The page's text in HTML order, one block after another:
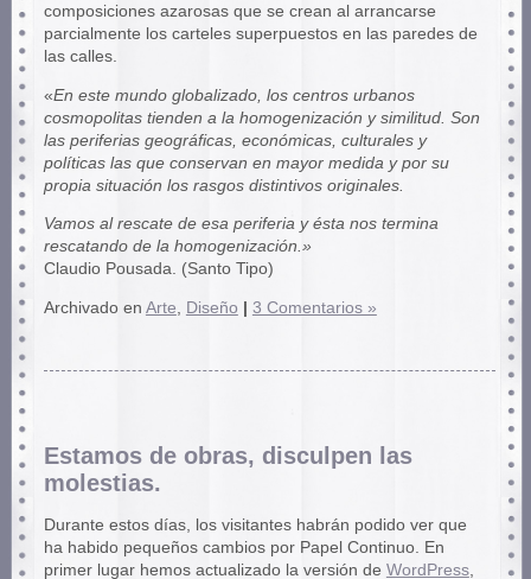
composiciones azarosas que se crean al arrancarse
parcialmente los carteles superpuestos en las paredes de
las calles.
«En este mundo globalizado, los centros urbanos
cosmopolitas tienden a la homogenización y similitud. Son
las periferias geográficas, económicas, culturales y
políticas las que conservan en mayor medida y por su
propia situación los rasgos distintivos originales.
Vamos al rescate de esa periferia y ésta nos termina
rescatando de la homogenización.»
Claudio Pousada. (Santo Tipo)
Archivado en Arte Diseño | 3 Comentarios »
Estamos de obras, disculpen las
molestias.
Durante estos días, los visitantes habrán podido ver que
ha habido pequeños cambios por Papel Continuo. En
primer lugar hemos actualizado la versión de WordPress,